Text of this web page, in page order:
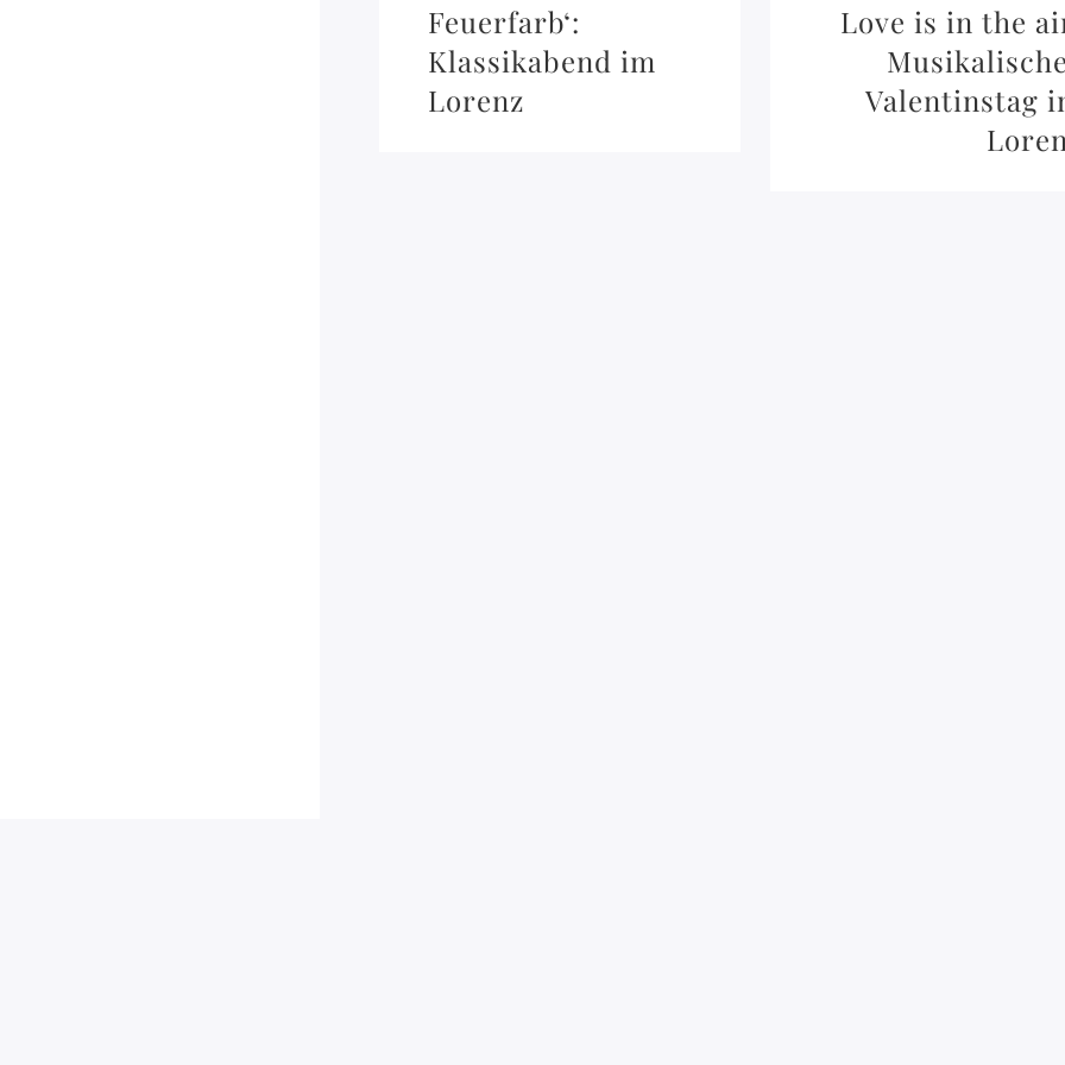
Feuerfarb‘:
Klassikabend im
Lorenz
Love is in the
Valentinstag